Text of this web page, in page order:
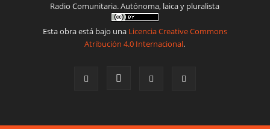
Radio Comunitaria. Autónoma, laica y pluralista
Esta obra está bajo una Licencia Creative Commons
Atribución 4.0 Internacional.